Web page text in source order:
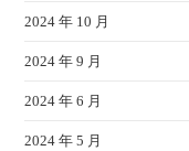
2024 年 10 月
2024 年 9 月
2024 年 6 月
2024 年 5 月